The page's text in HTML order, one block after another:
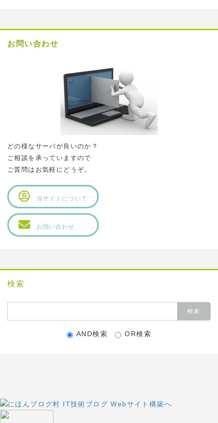
お問い合わせ
どの様なサーバが良いのか？
ご相談を承っていますので
ご質問はお気軽にどうぞ。
当サイトについて
お問い合わせ
検索
AND検索 OR検索